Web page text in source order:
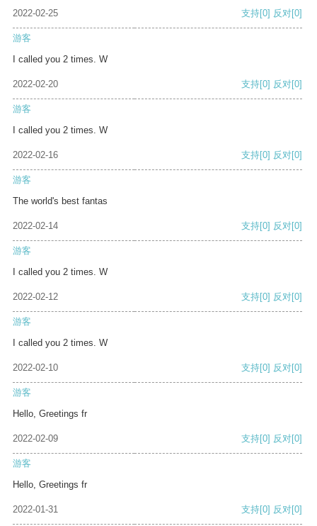
2022-02-25 支持[0] 反对[0]
游客
I called you 2 times. W
2022-02-20 支持[0] 反对[0]
游客
I called you 2 times. W
2022-02-16 支持[0] 反对[0]
游客
The world's best fantas
2022-02-14 支持[0] 反对[0]
游客
I called you 2 times. W
2022-02-12 支持[0] 反对[0]
游客
I called you 2 times. W
2022-02-10 支持[0] 反对[0]
游客
Hello, Greetings fr
2022-02-09 支持[0] 反对[0]
游客
Hello, Greetings fr
2022-01-31 支持[0] 反对[0]